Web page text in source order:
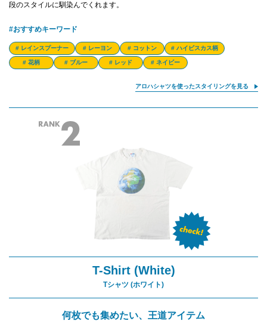
段のスタイルに馴染んでくれます。
#おすすめキーワード
# レインスプーナー # レーヨン # コットン # ハイビスカス柄
# 花柄 # ブルー # レッド # ネイビー
アロハシャツを使ったスタイリングを見る
T-Shirt (White)
Tシャツ (ホワイト)
何枚でも集めたい、王道アイテム